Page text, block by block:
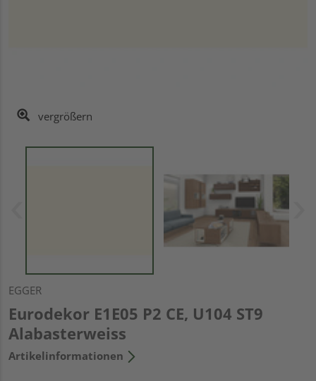
vergrößern
EGGER
Eurodekor E1E05 P2 CE, U104 ST9
Alabasterweiss
Artikelinformationen